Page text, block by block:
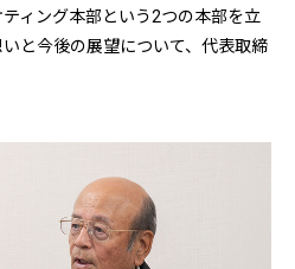
ィング本部という2つの本部を立
と今後の展望について、代表取締